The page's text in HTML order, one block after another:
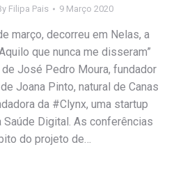
Filipa Pais 9 Março 2020
março, decorreu em Nelas, a
que nunca me disseram”
José Pedro Moura, fundador
Joana Pinto, natural de Canas
da #Clynx, uma startup
Saúde Digital. As conferências
do projeto de…